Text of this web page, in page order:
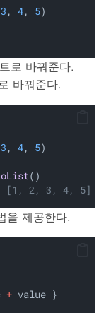
3 , 4, 5)
로 바꿔준다.
바꿔준다.
3 , 4, 5)
()
[1, 2, 3, 4, 5]
을 제공한다.
+ value }